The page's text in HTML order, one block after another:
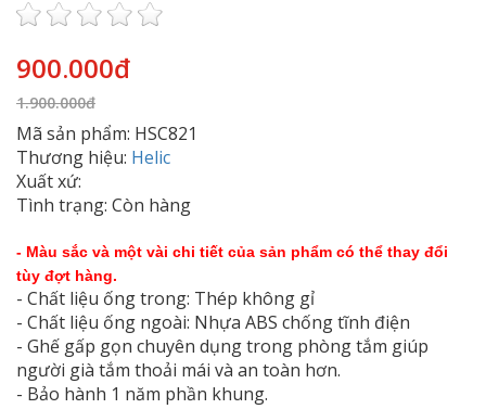
900.000đ
1.900.000đ
Mã sản phẩm: HSC821
Thương hiệu: Helic
Xuất xứ:
Tình trạng: Còn hàng
- Màu sắc và một vài chi tiết của sản phẩm có thể thay đổi
tùy đợt hàng.
- Chất liệu ống trong: Thép không gỉ
- Chất liệu ống ngoài: Nhựa ABS chống tĩnh điện
- Ghế gấp gọn chuyên dụng trong phòng tắm giúp
người già tắm thoải mái và an toàn hơn.
- Bảo hành 1 năm phần khung.